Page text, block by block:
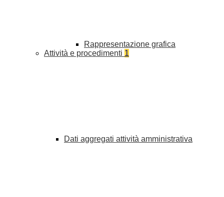
Rappresentazione grafica
Attività e procedimenti 1
Dati aggregati attività amministrativa